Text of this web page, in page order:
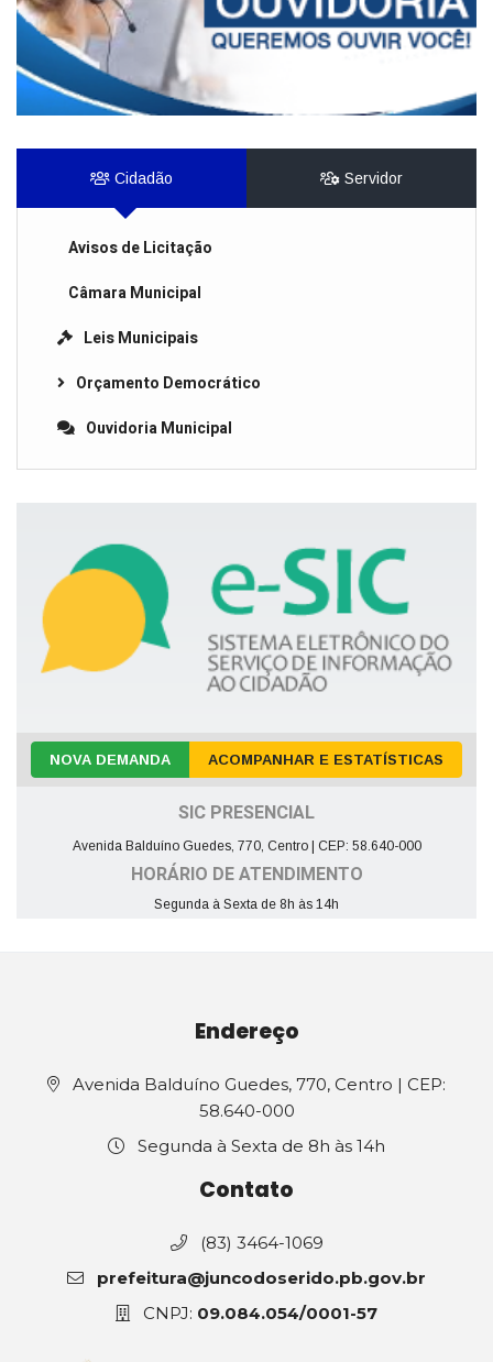
Cidadão Servidor
Avisos de Licitação
Câmara Municipal
Leis Municipais
Orçamento Democrático
Ouvidoria Municipal
NOVA DEMANDA ACOMPANHAR E ESTATÍSTICAS
SIC PRESENCIAL
Avenida Balduíno Guedes, 770, Centro | CEP: 58.640-000
HORÁRIO DE ATENDIMENTO
Segunda à Sexta de 8h às 14h
Endereço
Avenida Balduíno Guedes, 770, Centro | CEP:
58.640-000
Segunda à Sexta de 8h às 14h
Contato
(83) 3464-1069
prefeitura@juncodoserido.pb.gov.br
CNPJ: 09.084.054/0001-57